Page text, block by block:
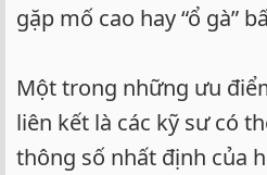
gặp mố cao hay “ổ gà”
Một trong những ưu
liên kết là các kỹ sư có
thông số nhất định của